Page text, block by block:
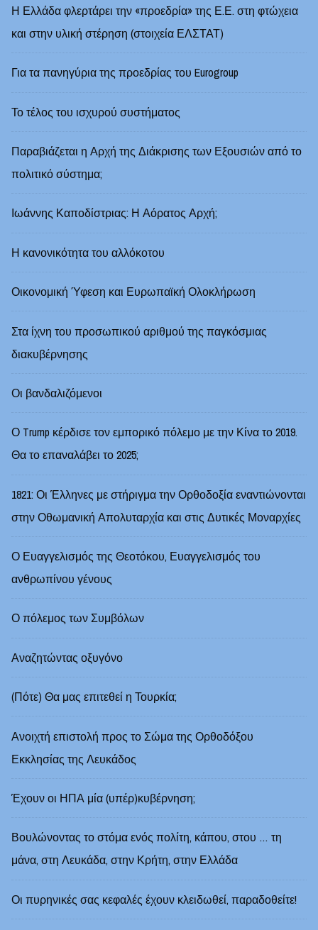
Η Ελλάδα φλερτάρει την «προεδρία» της Ε.Ε. στη φτώχεια
και στην υλική στέρηση (στοιχεία ΕΛΣΤΑΤ)
Για τα πανηγύρια της προεδρίας του Eurogroup
Το τέλος του ισχυρού συστήματος
Παραβιάζεται η Αρχή της Διάκρισης των Εξουσιών από το
πολιτικό σύστημα;
Ιωάννης Καποδίστριας: Η Αόρατος Αρχή;
Η κανονικότητα του αλλόκοτου
Οικονομική Ύφεση και Ευρωπαϊκή Ολοκλήρωση
Στα ίχνη του προσωπικού αριθμού της παγκόσμιας
διακυβέρνησης
Οι βανδαλιζόμενοι
Ο Trump κέρδισε τον εμπορικό πόλεμο με την Κίνα το 2019.
Θα το επαναλάβει το 2025;
1821: Οι Έλληνες με στήριγμα την Ορθοδοξία εναντιώνονται
στην Οθωμανική Απολυταρχία και στις Δυτικές Μοναρχίες
Ο Ευαγγελισμός της Θεοτόκου, Ευαγγελισμός του
ανθρωπίνου γένους
Ο πόλεμος των Συμβόλων
Αναζητώντας οξυγόνο
(Πότε) Θα μας επιτεθεί η Τουρκία;
Ανοιχτή επιστολή προς το Σώμα της Ορθοδόξου
Εκκλησίας της Λευκάδος
Έχουν οι ΗΠΑ μία (υπέρ)κυβέρνηση;
Βουλώνοντας το στόμα ενός πολίτη, κάπου, στου … τη
μάνα, στη Λευκάδα, στην Κρήτη, στην Ελλάδα
Οι πυρηνικές σας κεφαλές έχουν κλειδωθεί, παραδοθείτε!